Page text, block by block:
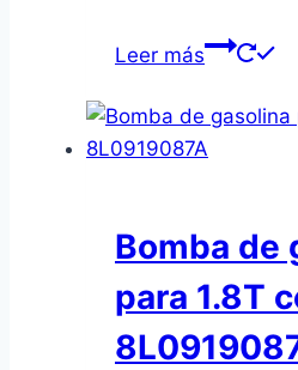
Leer más
Bomba de
para 1.8T